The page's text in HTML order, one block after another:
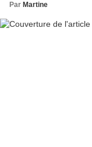
Par Martine